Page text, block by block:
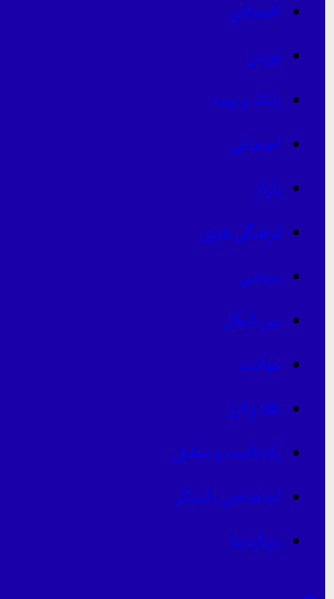
اقتصادی
بورس
بانک و بیمه
اجتماعی
بازار
فرهنگی هنری
سیاسی
بین الملل
حوادث
طلا و ارز
یادداشت و تحلیل
اختصاصی پایشگر
درباره ما